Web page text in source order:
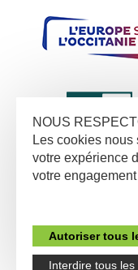
NOUS
Les cookies
votre expérience
votre
Autoriser tous
Interdire tous les